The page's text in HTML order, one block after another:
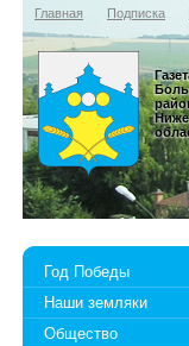
Главная Подписка
Год Победы
Наши земляки
Общество